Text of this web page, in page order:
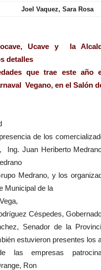
Joel Vaquez, Sara Rosa
Ucave y la
detalles
que trae este
Vegano, en el Salón
de los
Ing. Juan Heriberto
Medrano, y los
Municipal de la
Céspedes,
Senador de la
estuvieron presentes los
las empresas
Ron